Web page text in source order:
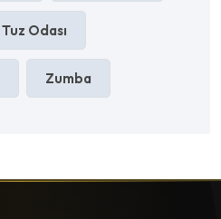
Tuz Odası
Zumba